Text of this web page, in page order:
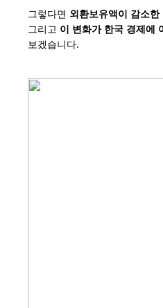
그렇다면 외환보유액이 감소한
그리고 이 변화가 한국 경제에
보겠습니다.